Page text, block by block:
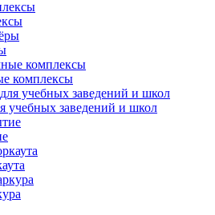
комплексы
учебных заведений и школ